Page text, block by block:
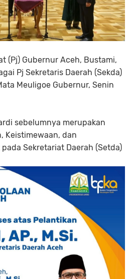
(Pj) Gubernur Aceh, Bustami,
Pj Sekretaris Daerah (Sekda)
Meuligoe Gubernur, Senin
sebelumnya merupakan
Keistimewaan, dan
Sekretariat Daerah (Setda)